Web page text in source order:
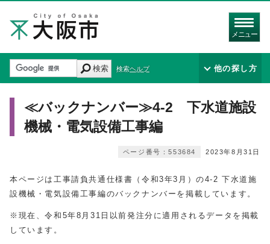
メニュー
検索 検索ヘルプ 他の探し方
≪バックナンバー≫4‐2 下水道施設
機械・電気設備工事編
2023年8月31日
ページ番号：553684
本ページは工事請負共通仕様書（令和3年3月）の4‐2 下水道施
設機械・電気設備工事編のバックナンバーを掲載しています。
※現在、令和5年8月31日以前発注分に適用されるデータを掲載
しています。